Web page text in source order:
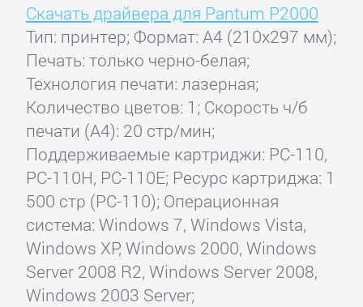
Скачать драйвера для Pantum P2000
Тип: принтер; Формат: A4 (210x297 мм);
Печать: только черно-белая;
Технология печати: лазерная;
Количество цветов: 1; Скорость ч/б
печати (А4): 20 стр/мин;
Поддерживаемые картриджи: PC-110,
PC-110H, PC-110E; Ресурс картриджа: 1
500 стр (PC-110); Операционная
система: Windows 7, Windows Vista,
Windows XP, Windows 2000, Windows
Server 2008 R2, Windows Server 2008,
Windows 2003 Server;